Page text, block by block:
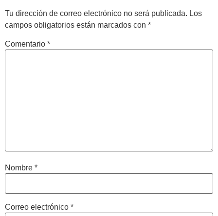
Tu dirección de correo electrónico no será publicada. Los
campos obligatorios están marcados con *
Comentario *
Nombre *
Correo electrónico *